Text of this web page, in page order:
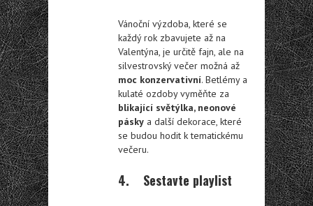
Vánoční výzdoba, které se
každý rok zbavujete až na
Valentýna, je určitě fajn, ale na
silvestrovský večer možná až
moc konzervativní. Betlémy a
kulaté ozdoby vyměňte za
blikající světýlka, neonové
pásky a další dekorace, které
se budou hodit k tematickému
večeru.
4. Sestavte playlist